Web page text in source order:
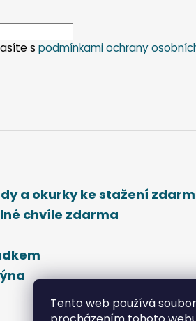
Tento web používá
s podmínkami ochrany
a okurky ke stažení
chvíle zdarma